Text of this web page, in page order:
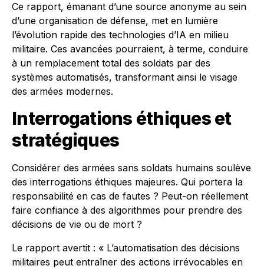
Ce rapport, émanant d’une source anonyme au sein
d’une organisation de défense, met en lumière
l’évolution rapide des technologies d’IA en milieu
militaire. Ces avancées pourraient, à terme, conduire
à un remplacement total des soldats par des
systèmes automatisés, transformant ainsi le visage
des armées modernes.
Interrogations éthiques et
stratégiques
Considérer des armées sans soldats humains soulève
des interrogations éthiques majeures. Qui portera la
responsabilité en cas de fautes ? Peut-on réellement
faire confiance à des algorithmes pour prendre des
décisions de vie ou de mort ?
Le rapport avertit : « L’automatisation des décisions
militaires peut entraîner des actions irrévocables en